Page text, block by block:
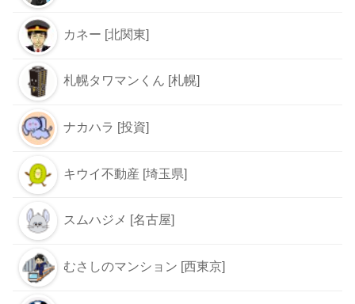
カネー [北関東]
札幌タワマンくん [札幌]
ナカハラ [投資]
キウイ不動産 [埼玉県]
スムハジメ [名古屋]
むさしのマンション [西東京]